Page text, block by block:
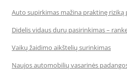
Auto supirkimas mažina praktinę
Didelis vidaus durų pasirinkimas –
Vaikų žaidimo aikštelių surinkimas
Naujos automobilių vasarinės